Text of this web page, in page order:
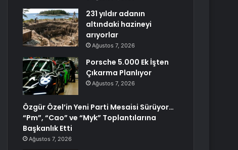
231 yıldır adanın
altındaki hazineyi
arıyorlar
Ağustos 7, 2026
Porsche 5.000 Ek İşten
Çıkarma Planlıyor
Ağustos 7, 2026
Özgür Özel’in Yeni Parti Mesaisi Sürüyor…
“Pm”, “Cao” ve “Myk” Toplantılarına
Başkanlık Etti
Ağustos 7, 2026